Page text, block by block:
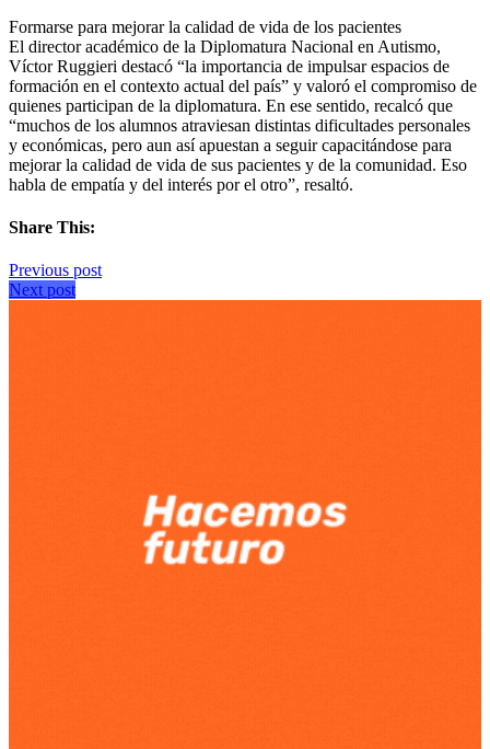
Formarse para mejorar la calidad de vida de los pacientes
El director académico de la Diplomatura Nacional en Autismo,
Víctor Ruggieri destacó “la importancia de impulsar espacios de
formación en el contexto actual del país” y valoró el compromiso de
quienes participan de la diplomatura. En ese sentido, recalcó que
“muchos de los alumnos atraviesan distintas dificultades personales
y económicas, pero aun así apuestan a seguir capacitándose para
mejorar la calidad de vida de sus pacientes y de la comunidad. Eso
habla de empatía y del interés por el otro”, resaltó.
Share This:
Previous post
Next post